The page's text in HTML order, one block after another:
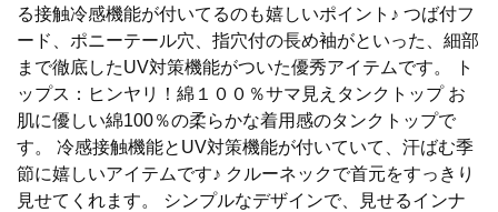
る接触冷感機能が付いてるのも嬉しいポイント♪ つば付フ
ード、ポニーテール穴、指穴付の長め袖がといった、細部
まで徹底したUV対策機能がついた優秀アイテムです。 ト
ップス：ヒンヤリ！綿１００％サマ見えタンクトップ お
肌に優しい綿100％の柔らかな着用感のタンクトップで
す。 冷感接触機能とUV対策機能が付いていて、汗ばむ季
節に嬉しいアイテムです♪ クルーネックで首元をすっきり
見せてくれます。 シンプルなデザインで、見せるインナ